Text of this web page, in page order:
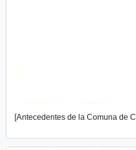
[Antecedentes de la Comuna de